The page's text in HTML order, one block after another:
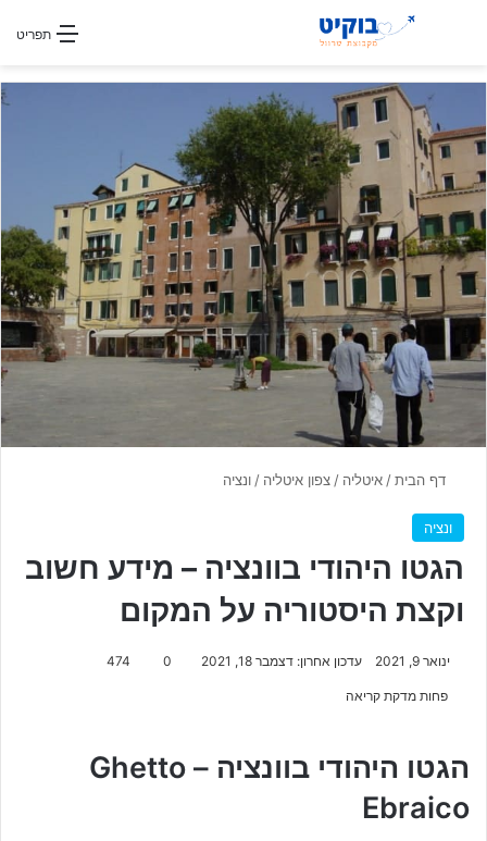
תפריט חפשו עבור
דף הבית/ איטליה / צפון איטליה / ונציה
ונציה
הגטו היהודי בוונציה – מידע חשוב
וקצת היסטוריה על המקום
ינואר 9, 2021 עדכון אחרון: דצמבר 18, 2021 0
474
פחות מדקת קריאה
הגטו היהודי בוונציה – Ghetto
Ebraico